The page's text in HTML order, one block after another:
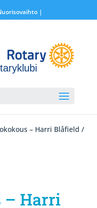
|
– Harri Blåfield /
– Harri